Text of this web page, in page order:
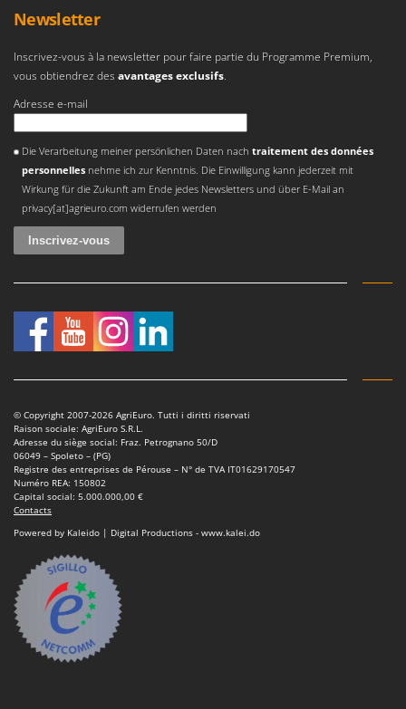
Novital
NuovaFac
O
Oliviero
Olix
OMA
Omas
Ompagrill
Ooni
Oriental Koshin
Outdoorchef
P
Palumbo Pavi
Partisani
Paterlini
Philips
Pramac
Prismafood
R
R.G.V.
Rato
Reber
Newsletter
Inscrivez-vous à la newsletter pour faire partie du Programme Premium,
vous obtiendrez des avantages exclusifs.
Adresse e-mail
Die Verarbeitung meiner persönlichen Daten nach traitement des données
personnellesnehme ich zur Kenntnis. Die Einwilligung kann jederzeit mit
Wirkung für die Zukunft am Ende jedes Newsletters und über E-Mail an
privacy[at]agrieuro.com widerrufen werden
© Copyright 2007-2026 AgriEuro. Tutti i diritti riservati
Raison sociale: AgriEuro S.R.L.
Adresse du siège social: Fraz. Petrognano 50/D
06049 – Spoleto – (PG)
Registre des entreprises de Pérouse – N° de TVA IT01629170547
Numéro REA: 150802
Capital social: 5.000.000,00 €
Contacts
Powered by Kaleido | Digital Productions - www.kalei.do